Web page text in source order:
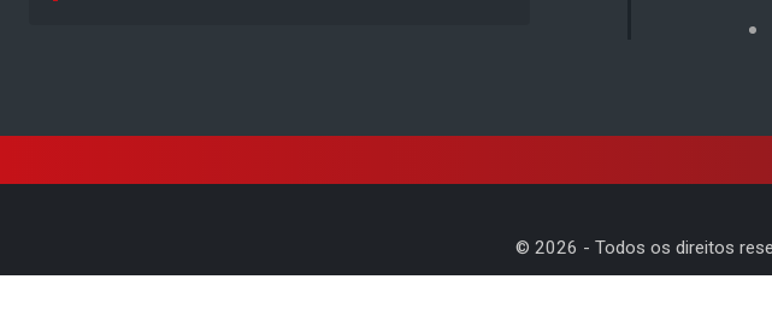
© 2026 - Todos os direitos